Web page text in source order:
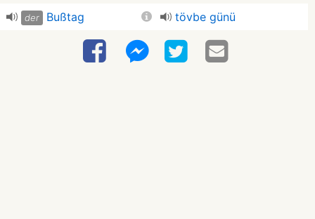
der Bußtag tövbe günü